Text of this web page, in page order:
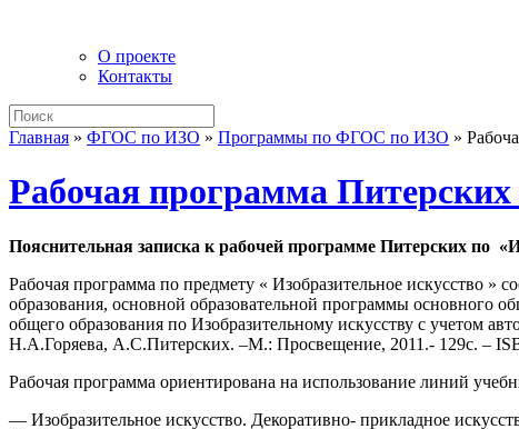
О проекте
Контакты
Главная » ФГОС по ИЗО » Программы по ФГОС по ИЗО »
Рабочая программа Питерских
Пояснительная записка к рабочей программе Питерских по
Рабочая программа по предмету « Изобразительное искусство »
образования, основной образовательной программы
общего образования по Изобразительному искусству с учетом
Н.А.Горяева, А.С.Питерских. –М.: Просвещение, 2011.- 129с. –
Рабочая программа ориентирована на использование линий
— Изобразительное искусство. Декоративно- прикладное